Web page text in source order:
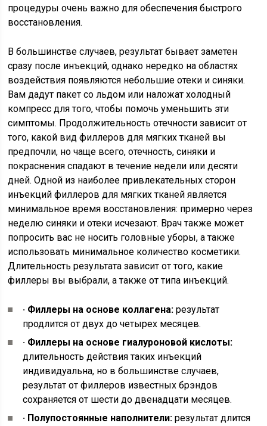
процедуры очень важно для обеспечения быстрого
восстановления.
В большинстве случаев, результат бывает заметен
сразу после инъекций, однако нередко на областях
воздействия появляются небольшие отеки и синяки.
Вам дадут пакет со льдом или наложат холодный
компресс для того, чтобы помочь уменьшить эти
симптомы. Продолжительность отечности зависит от
того, какой вид филлеров для мягких тканей вы
предпочли, но чаще всего, отечность, синяки и
покраснения спадают в течение недели или десяти
дней. Одной из наиболее привлекательных сторон
инъекций филлеров для мягких тканей является
минимальное время восстановления: примерно через
неделю синяки и отеки исчезают. Врач также может
попросить вас не носить головные уборы, а также
использовать минимальное количество косметики.
Длительность результата зависит от того, какие
филлеры вы выбрали, а также от типа инъекций.
· Филлеры на основе коллагена: результат
продлится от двух до четырех месяцев.
· Филлеры на основе гиалуроновой кислоты:
длительность действия таких инъекций
индивидуальна, но в большинстве случаев,
результат от филлеров известных брэндов
сохраняется от шести до двенадцати месяцев.
· Полупостоянные наполнители: результат длится